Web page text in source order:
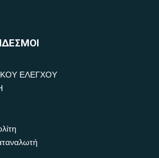
ΕΛΕΓΧΟΥ